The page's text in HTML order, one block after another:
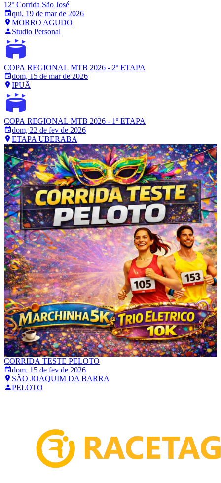
12º Corrida São José
qui, 19 de mar de 2026
MORRO AGUDO
Studio Personal
COPA REGIONAL MTB 2026 - 2º ETAPA
dom, 15 de mar de 2026
IPUÃ
COPA REGIONAL MTB 2026 - 1º ETAPA
dom, 22 de fev de 2026
ETAPA UBERABA
CORRIDA TESTE PELOTO
dom, 15 de fev de 2026
SÃO JOAQUIM DA BARRA
PELOTO